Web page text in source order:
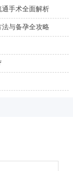
通手术全面解析
与备孕全攻略